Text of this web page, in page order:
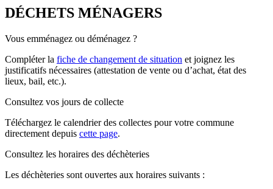
DÉCHETS MÉNAGERS
Vous emménagez ou déménagez ?
Compléter la fiche de changement de situation et joignez les
justificatifs nécessaires (attestation de vente ou d’achat, état des
lieux, bail, etc.).
Consultez vos jours de collecte
Téléchargez le calendrier des collectes pour votre commune
directement depuis cette page.
Consultez les horaires des déchèteries
Les déchèteries sont ouvertes aux horaires suivants :